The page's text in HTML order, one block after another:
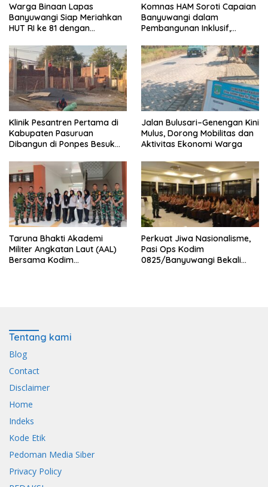
Warga Binaan Lapas
Banyuwangi Siap Meriahkan
HUT RI ke 81 dengan
Komnas HAM Soroti Capaian
Banyuwangi dalam
Pembangunan Inklusif,
Nasional
Klinik Pesantren Pertama di
Kabupaten Pasuruan
Dibangun di Ponpes Besuk
Kesehatan Santri
Jalan Bulusari–Genengan Kini
Mulus, Dorong Mobilitas dan
Aktivitas Ekonomi Warga
Taruna Bhakti Akademi
Militer Angkatan Laut (AAL)
Bersama Kodim
Perkuat Jiwa Nasionalisme,
Pasi Ops Kodim
0825/Banyuwangi Bekali
Tentang kami
Blog
Contact
Disclaimer
Home
Indeks
Kode Etik
Pedoman Media Siber
Privacy Policy